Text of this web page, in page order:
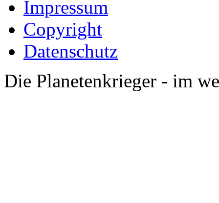
Impressum
Copyright
Datenschutz
Die Planetenkrieger - im